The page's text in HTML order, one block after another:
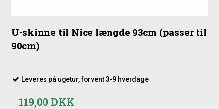
U-skinne til Nice længde 93cm (passer til
90cm)
Leveres på ugetur, forvent 3-9 hverdage
119,00 DKK